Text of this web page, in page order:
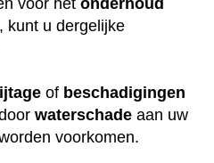
voor het onderhoud
, kunt u dergelijke
of beschadigingen
waterschade aan uw
voorkomen.